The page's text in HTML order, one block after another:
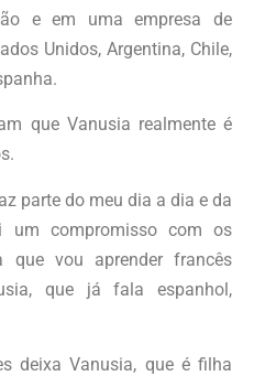
e em uma empresa de
Unidos, Argentina, Chile,
que Vanusia realmente é
parte do meu dia a dia e da
um compromisso com os
que vou aprender francês
que já fala espanhol,
deixa Vanusia, que é filha